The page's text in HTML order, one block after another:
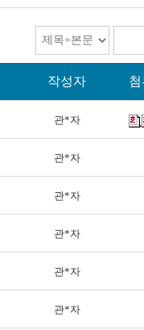
작성자 첨
관*자
관*자
관*자
관*자
관*자
관*자